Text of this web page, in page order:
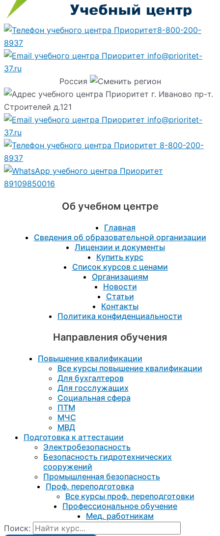
8-800-200-
8937
info@prioritet-
37.ru
Россия
г. Иваново пр-т.
Строителей д.121
info@prioritet-
37.ru
8-800-200-
8937
89109850016
Об учебном центре
Главная
Сведения об образовательной организации
Лицензии и документы
Купить курс
Список курсов с ценами
Организациям
Новости
Статьи
Контакты
Политика конфиденциальности
Направления обучения
Повышение квалификации
Все курсы повышение квалификации
Для бухгалтеров
Для госслужащих
Социальная сфера
ПТМ
МЧС
МВД
Подготовка к aттестации
Электробезопасность
Безопасность гидротехнических
сооружений
Промышленная безопасность
Проф. переподготовка
Все курсы проф. переподготовки
Профессиональное обучение
Мед. работникам
Поиск: